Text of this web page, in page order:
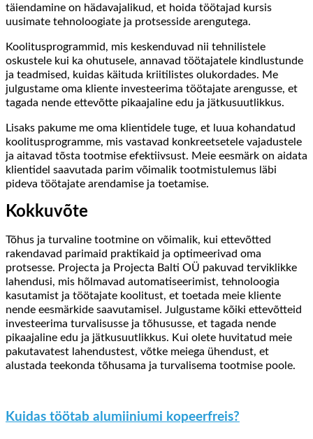
täiendamine on hädavajalikud, et hoida töötajad kursis
uusimate tehnoloogiate ja protsesside arengutega.
Koolitusprogrammid, mis keskenduvad nii tehnilistele
oskustele kui ka ohutusele, annavad töötajatele kindlustunde
ja teadmised, kuidas käituda kriitilistes olukordades. Me
julgustame oma kliente investeerima töötajate arengusse, et
tagada nende ettevõtte pikaajaline edu ja jätkusuutlikkus.
Lisaks pakume me oma klientidele tuge, et luua kohandatud
koolitusprogramme, mis vastavad konkreetsetele vajadustele
ja aitavad tõsta tootmise efektiivsust. Meie eesmärk on aidata
klientidel saavutada parim võimalik tootmistulemus läbi
pideva töötajate arendamise ja toetamise.
Kokkuvõte
Tõhus ja turvaline tootmine on võimalik, kui ettevõtted
rakendavad parimaid praktikaid ja optimeerivad oma
protsesse. Projecta ja Projecta Balti OÜ pakuvad terviklikke
lahendusi, mis hõlmavad automatiseerimist, tehnoloogia
kasutamist ja töötajate koolitust, et toetada meie kliente
nende eesmärkide saavutamisel. Julgustame kõiki ettevõtteid
investeerima turvalisusse ja tõhususse, et tagada nende
pikaajaline edu ja jätkusuutlikkus. Kui olete huvitatud meie
pakutavatest lahendustest, võtke meiega ühendust, et
alustada teekonda tõhusama ja turvalisema tootmise poole.
Kuidas töötab alumiiniumi kopeerfreis?